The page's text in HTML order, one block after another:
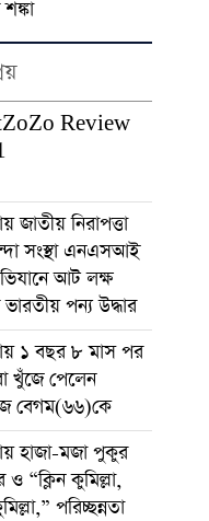
Review
জাতীয় নিরাপত্তা
সংস্থা এনএসআই
আট লক্ষ
ভারতীয় পন্য উদ্ধার
১ বছর ৮ মাস পর
খুঁজে পেলেন
বেগম(৬৬)কে
হাজা-মজা পুকুর
ও “ক্লিন কুমিল্লা,
পরিচ্ছন্নতা